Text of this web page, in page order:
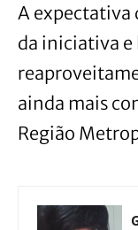
A expectativa
da iniciativa e
ainda mais
Região